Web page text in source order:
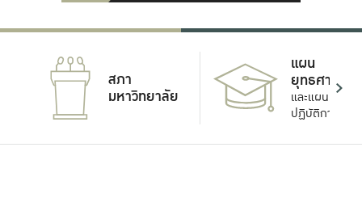
สภา
มหาวิทยาลัย
แผน
ยุทธศาสตร์
และแผน
ปฏิบัติการ